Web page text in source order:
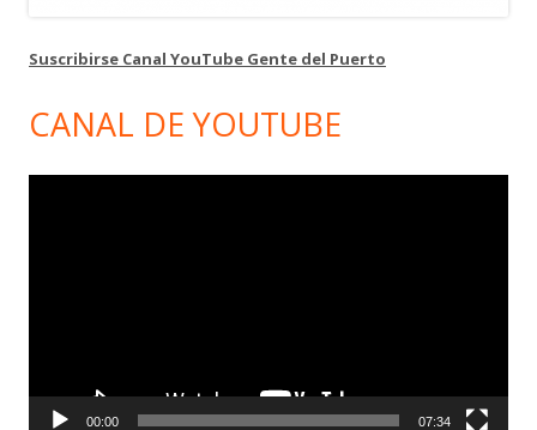
Suscribirse Canal YouTube Gente del Puerto
CANAL DE YOUTUBE
00:00 07:34